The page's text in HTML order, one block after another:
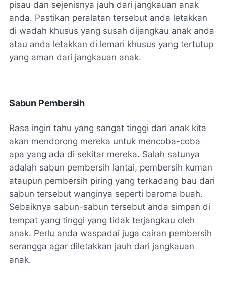
pisau dan sejenisnya jauh dari jangkauan anak
anda. Pastikan peralatan tersebut anda letakkan
di wadah khusus yang susah dijangkau anak anda
atau anda letakkan di lemari khusus yang tertutup
yang aman dari jangkauan anak.
Sabun Pembersih
Rasa ingin tahu yang sangat tinggi dari anak kita
akan mendorong mereka untuk mencoba-coba
apa yang ada di sekitar mereka. Salah satunya
adalah sabun pembersih lantai, pembersih kuman
ataupun pembersih piring yang terkadang bau dari
sabun tersebut wanginya seperti baroma buah.
Sebaiknya sabun-sabun tersebut anda simpan di
tempat yang tinggi yang tidak terjangkau oleh
anak. Perlu anda waspadai juga cairan pembersih
serangga agar diletakkan jauh dari jangkauan
anak.